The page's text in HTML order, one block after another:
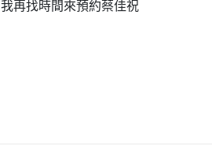
我再找時間來預約蔡佳祝